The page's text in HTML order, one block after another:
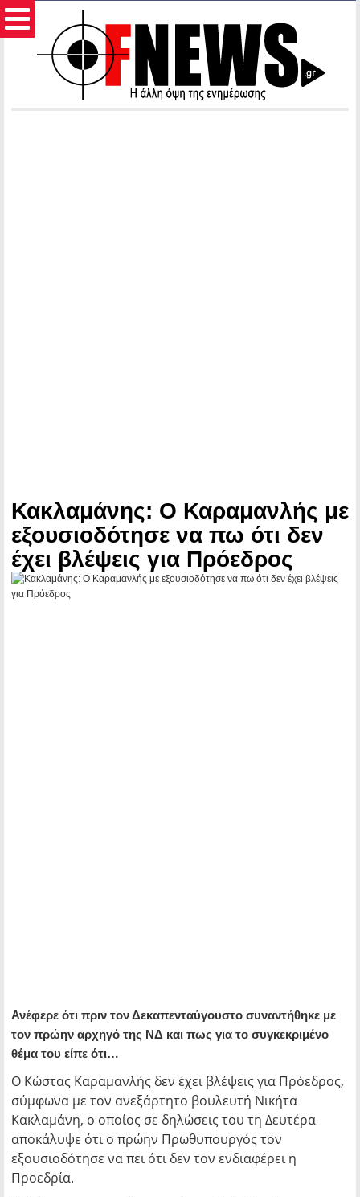
Κακλαμάνης: O Καραμανλής με
εξουσιοδότησε να πω ότι δεν
έχει βλέψεις για Πρόεδρος
Ανέφερε ότι πριν τον Δεκαπενταύγουστο συναντήθηκε με
τον πρώην αρχηγό της ΝΔ και πως για το συγκεκριμένο
θέμα του είπε ότι…
O Κώστας Καραμανλής δεν έχει βλέψεις για Πρόεδρος,
σύμφωνα με τον ανεξάρτητο βουλευτή Νικήτα
Κακλαμάνη, ο οποίος σε δηλώσεις του τη Δευτέρα
αποκάλυψε ότι ο πρώην Πρωθυπουργός τον
εξουσιοδότησε να πει ότι δεν τον ενδιαφέρει η
Προεδρία.